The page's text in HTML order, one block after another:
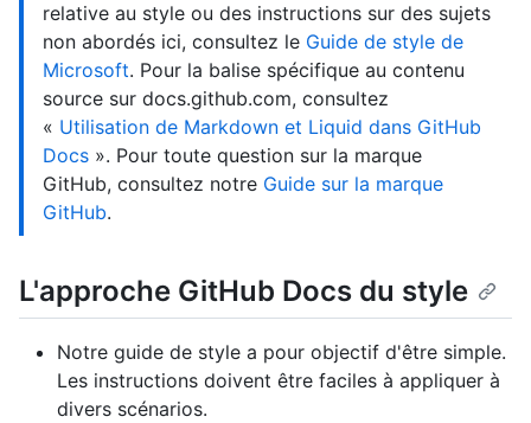
relative au style ou des instructions sur des sujets
non abordés ici, consultez le Guide de style de
Microsoft. Pour la balise spécifique au contenu
source sur docs.github.com, consultez
« Utilisation de Markdown et Liquid dans GitHub
Docs ». Pour toute question sur la marque
GitHub, consultez notre Guide sur la marque
GitHub.
L'approche GitHub Docs du style
Notre guide de style a pour objectif d'être simple.
Les instructions doivent être faciles à appliquer à
divers scénarios.